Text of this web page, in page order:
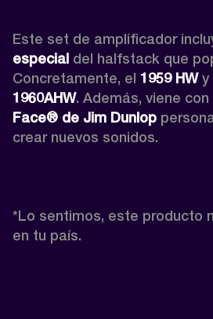
Este set de amplificador
especial del halfstack que
Concretamente, el 1959 HW
1960AHW. Además, viene con
Face® de Jim Dunlop
crear nuevos sonidos.
*Lo sentimos, este producto
en tu país.